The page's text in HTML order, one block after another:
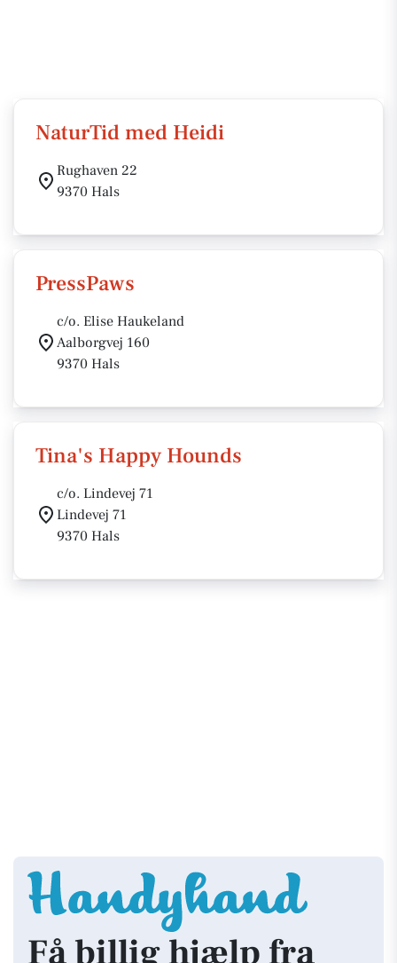
NaturTid med Heidi
Rughaven 22
9370 Hals
PressPaws
c/o. Elise Haukeland
Aalborgvej 160
9370 Hals
Tina's Happy Hounds
c/o. Lindevej 71
Lindevej 71
9370 Hals
Få billig hjælp fra